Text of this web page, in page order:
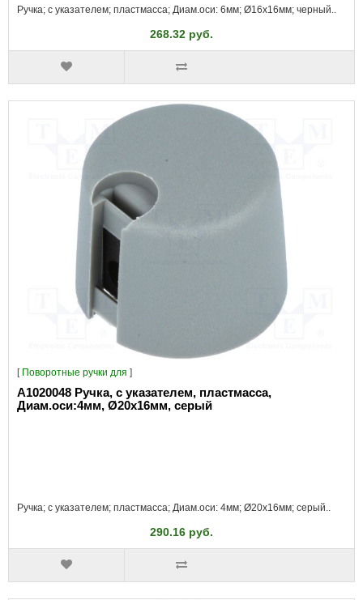
Ручка; с указателем; пластмасса; Диам.оси: 6мм; Ø16x16мм; черный..
268.32 руб.
[ Поворотные ручки для ]
A1020048 Ручка, с указателем, пластмасса,
Диам.оси:4мм, Ø20x16мм, серый
Ручка; с указателем; пластмасса; Диам.оси: 4мм; Ø20x16мм; серый..
290.16 руб.